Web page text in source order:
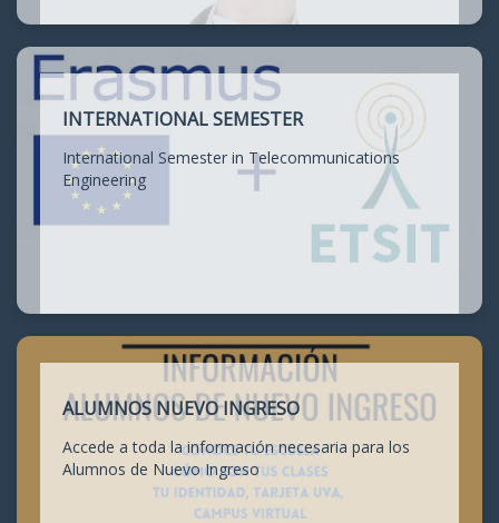
INTERNATIONAL SEMESTER
International Semester in Telecommunications
Engineering
ALUMNOS NUEVO INGRESO
Accede a toda la información necesaria para los
Alumnos de Nuevo Ingreso